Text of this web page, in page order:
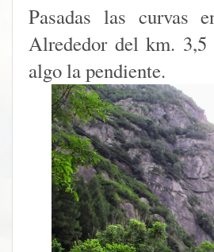
Pasadas las curvas
Alrededor del km. 3,5
algo la pendiente.